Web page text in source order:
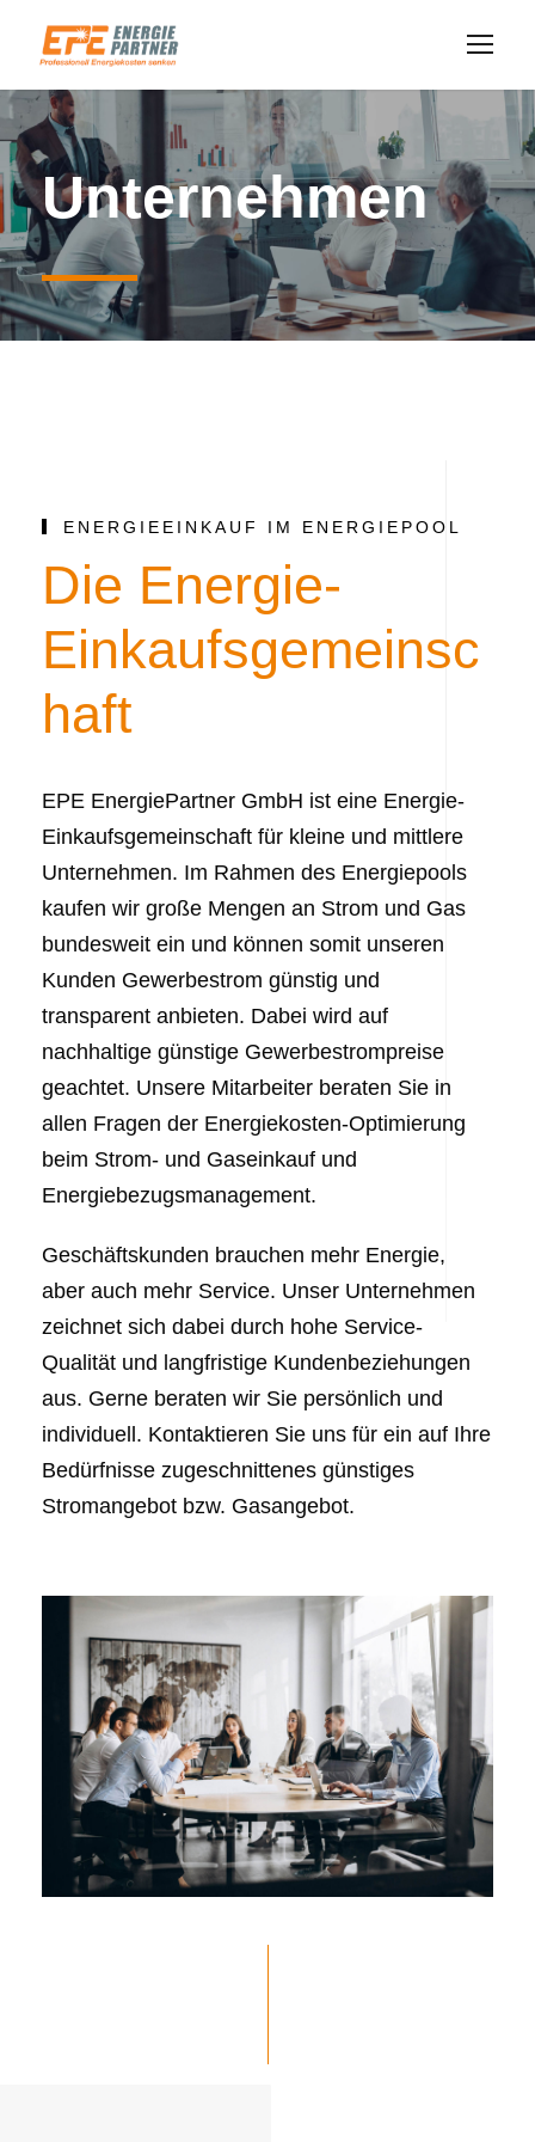
Unternehmen
ENERGIEEINKAUF IM ENERGIEPOOL
Die Energie-
Einkaufsgemeinsc
haft
EPE EnergiePartner GmbH ist eine Energie-
Einkaufsgemeinschaft für kleine und mittlere
Unternehmen. Im Rahmen des Energiepools
kaufen wir große Mengen an Strom und Gas
bundesweit ein und können somit unseren
Kunden Gewerbestrom günstig und
transparent anbieten. Dabei wird auf
nachhaltige günstige Gewerbestrompreise
geachtet. Unsere Mitarbeiter beraten Sie in
allen Fragen der Energiekosten-Optimierung
beim Strom- und Gaseinkauf und
Energiebezugsmanagement.
Geschäftskunden brauchen mehr Energie,
aber auch mehr Service. Unser Unternehmen
zeichnet sich dabei durch hohe Service-
Qualität und langfristige Kundenbeziehungen
aus. Gerne beraten wir Sie persönlich und
individuell. Kontaktieren Sie uns für ein auf Ihre
Bedürfnisse zugeschnittenes günstiges
Stromangebot bzw. Gasangebot.